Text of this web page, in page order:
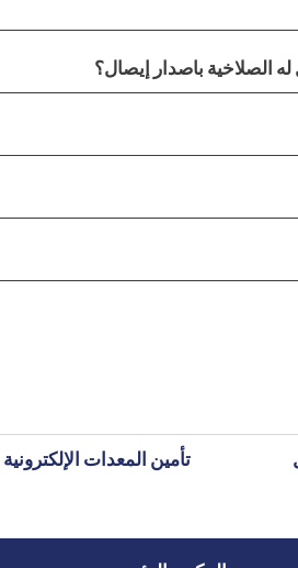
الصلاخية باصدار إيصال؟
تأمين المعدات الإلكترونية